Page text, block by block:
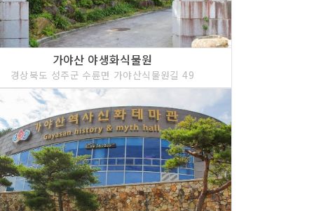
가야산 야생화식물원
경상북도 성주군 수륜면 가야산식물원길 49